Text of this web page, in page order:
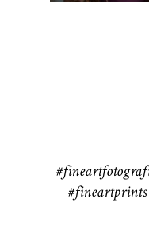
#fineartprints